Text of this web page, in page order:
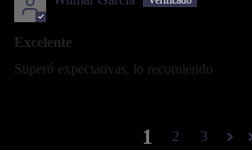
Excelente
Superó expectativas, lo recomiendo
1 2 3